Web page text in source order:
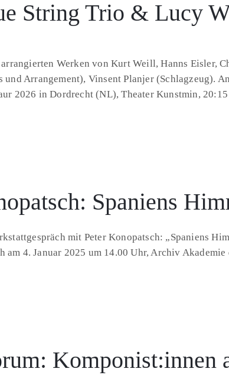
String Trio & Lucy
Werken von Kurt Weill, Hanns Eisler,
und Arrangement), Vinsent Planjer (Schlagzeug).
2026 in Dordrecht (NL), Theater Kunstmin,
Spaniens
mit Peter Konopatsch: „Spaniens
am 4. Januar 2025 um 14.00 Uhr, Archiv Akademie
Komponist:innen